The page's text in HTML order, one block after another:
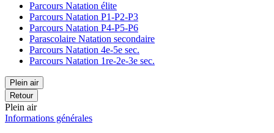
Parcours Natation élite
Parcours Natation P1-P2-P3
Parcours Natation P4-P5-P6
Parascolaire Natation secondaire
Parcours Natation 4e-5e sec.
Parcours Natation 1re-2e-3e sec.
Plein air
Retour
Plein air
Informations générales